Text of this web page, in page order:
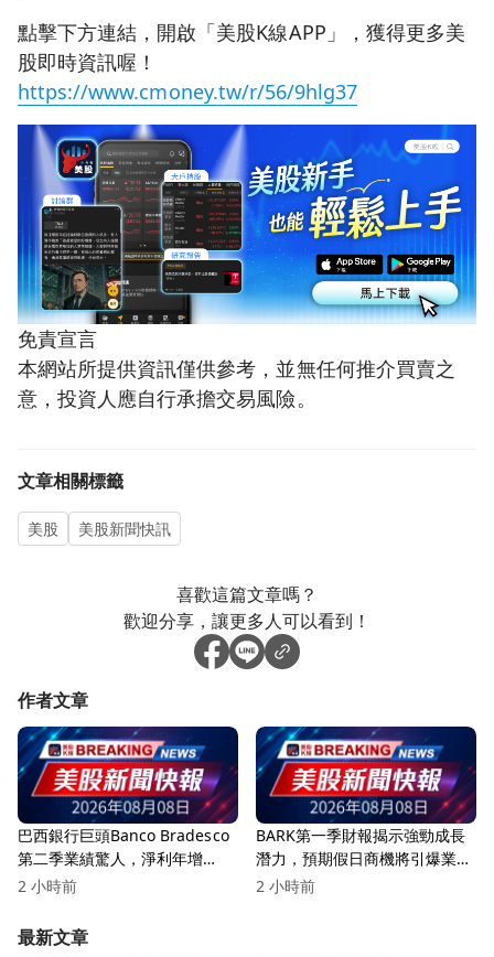
點擊下方連結，開啟「美股K線APP」，獲得更多美
股即時資訊喔！
https://www.cmoney.tw/r/56/9hlg37
免責宣言
本網站所提供資訊僅供參考，並無任何推介買賣之
意，投資人應自行承擔交易風險。
文章相關標籤
美股 美股新聞快訊
喜歡這篇文章嗎？
歡迎分享，讓更多人可以看到！
作者文章
巴西銀行巨頭Banco Bradesco
第二季業績驚人，淨利年增
16.2%！
2 小時前
BARK第一季財報揭示強勁成長
潛力，預期假日商機將引爆業
績！
2 小時前
最新文章